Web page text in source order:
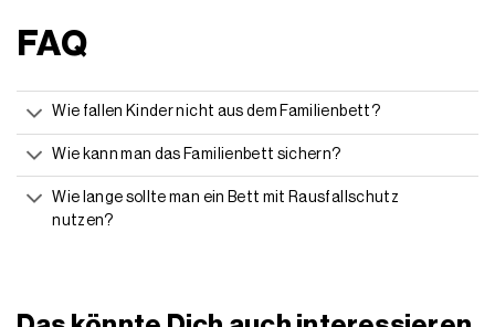
FAQ
Wie fallen Kinder nicht aus dem Familienbett?
Wie kann man das Familienbett sichern?
Wie lange sollte man ein Bett mit Rausfallschutz
nutzen?